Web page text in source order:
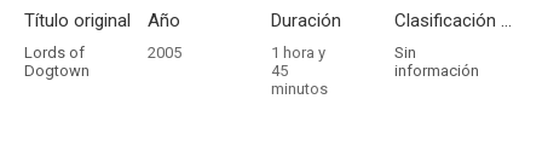
Título original
Lords of
Dogtown
Año
2005
Duración
1 hora y
45
minutos
Clasificación por edades
Sin
información